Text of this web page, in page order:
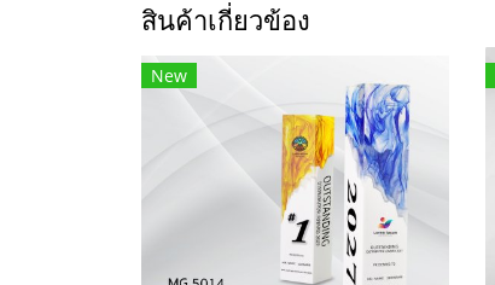
สินค้าเกี่ยวข้อง
New